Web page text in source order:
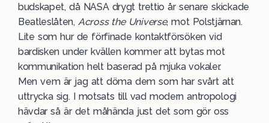
budskapet, då NASA drygt trettio år senare skickade
Beatleslåten,Across the Universe, mot Polstjärnan.
Lite som hur de förfinade kontaktförsöken vid
bardisken under kvällen kommer att bytas mot
kommunikation helt baserad på mjuka vokaler.
Men vem är jag att döma dem som har svårt att
uttrycka sig. I motsats till vad modern antropologi
hävdar så är det måhända just det som gör oss